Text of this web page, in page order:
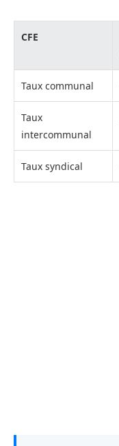
CFE
Taux communal
Taux
intercommunal
Taux syndical